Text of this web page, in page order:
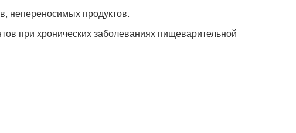
непереносимых продуктов.
при хронических заболеваниях пищеварительной